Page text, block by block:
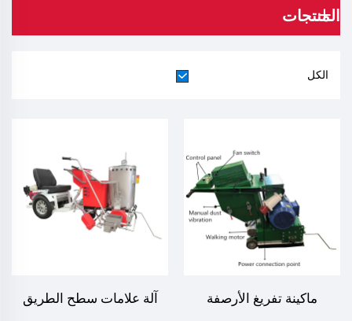
المنتجات
الكل
ماكينة تفريغ الأرصفة
آلة علامات سطح الطريق